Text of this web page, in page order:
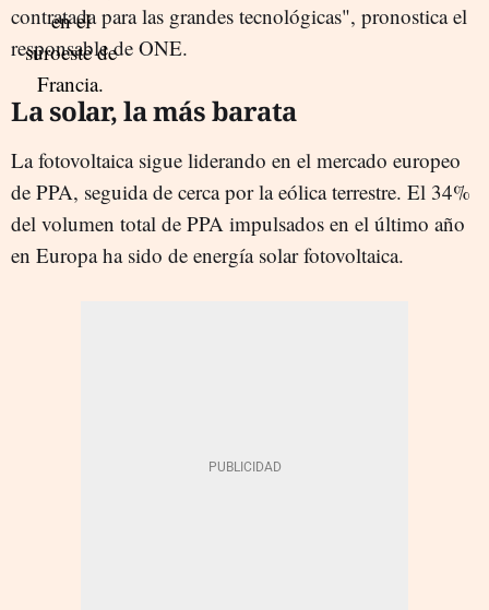
contratada para las grandes tecnológicas", pronostica el
responsable de ONE.
La solar, la más barata
La fotovoltaica sigue liderando en el mercado europeo
de PPA, seguida de cerca por la eólica terrestre. El 34%
del volumen total de PPA impulsados en el último año
en Europa ha sido de energía solar fotovoltaica.